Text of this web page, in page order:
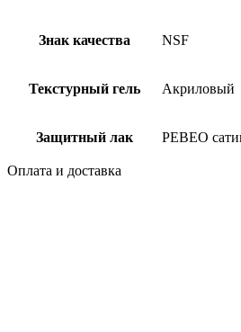
Знак качества NSF
Текстурный гель Акриловый
Защитный лак PEBEO
Оплата и доставка